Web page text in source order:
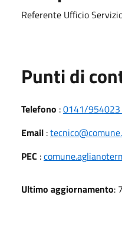
Referente Ufficio
Punti di
Telefono :0141/954023
Email :
PEC :
Ultimo aggiornamento: